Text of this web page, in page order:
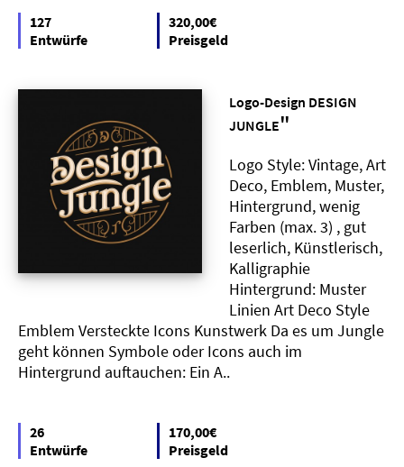
127
Entwürfe
320,00€
Preisgeld
Logo-Design DESIGN
JUNGLE"
Logo Style: Vintage, Art
Deco, Emblem, Muster,
Hintergrund, wenig
Farben (max. 3) , gut
leserlich, Künstlerisch,
Kalligraphie
Hintergrund: Muster
Linien Art Deco Style
Emblem Versteckte Icons Kunstwerk Da es um Jungle
geht können Symbole oder Icons auch im
Hintergrund auftauchen: Ein A..
26
Entwürfe
170,00€
Preisgeld